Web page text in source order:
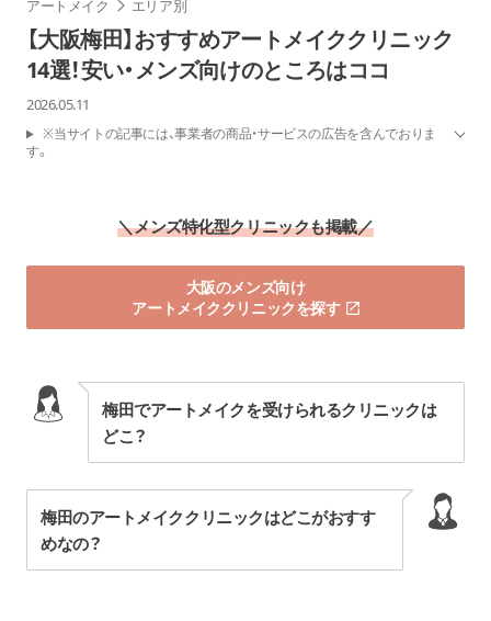
アートメイク エリア別
【大阪梅田】おすすめアートメイククリニック
14選！安い・メンズ向けのところはココ
2026.05.11
※当サイトの記事には、事業者の商品・サービスの広告を含んでおりま
す。
＼メンズ特化型クリニックも掲載／
大阪のメンズ向け
アートメイククリニックを探す
梅田でアートメイクを受けられるクリニックは
どこ？
梅田のアートメイククリニックはどこがおすす
めなの？